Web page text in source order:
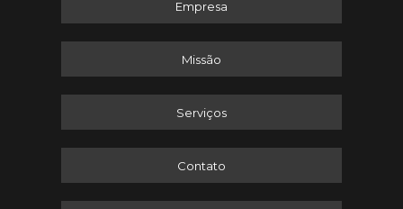
Empresa
Missão
Serviços
Contato